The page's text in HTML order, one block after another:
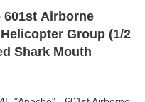
601st Airborne
Group (1/2
Shark Mouth